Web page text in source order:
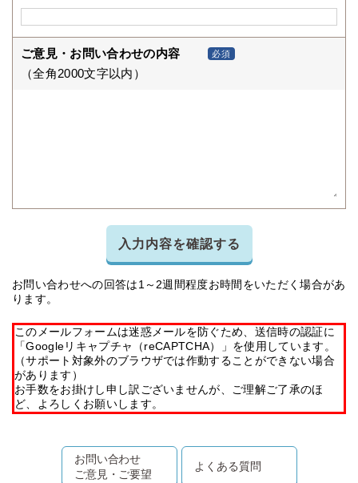
ご意見・お問い合わせの内容 必須
（全角2000文字以内）
入力内容を確認する
お問い合わせへの回答は1～2週間程度お時間をいただく場合があ
ります。
このメールフォームは迷惑メールを防ぐため、送信時の認証に
「Googleリキャプチャ（reCAPTCHA）」を使用しています。
（サポート対象外のブラウザでは作動することができない場合
があります）
お手数をお掛けし申し訳ございませんが、ご理解ご了承のほ
ど、よろしくお願いします。
お問い合わせ
ご意見・ご要望
よくある質問